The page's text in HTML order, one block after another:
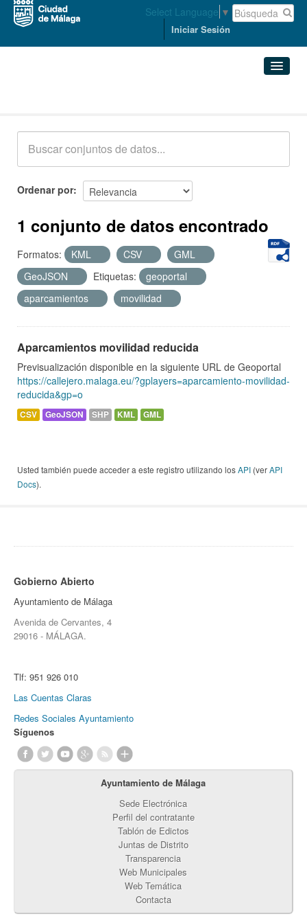
Select Language ▼
Iniciar Sesión
Acerca de
Ordenar por
1 conjunto de datos encontrado
Formatos: KML CSV
GML
GeoJSON
Etiquetas:
geoportal
aparcamientos
movilidad
Aparcamientos movilidad reducida
Previsualización disponible en la siguiente URL de Geoportal
https://callejero.malaga.eu/?gplayers=aparcamiento-movilidad-
reducida&gp=o
CSV GeoJSON SHP KML GML
Usted también puede acceder a este registro utilizando losAPI (verAPI
Docs).
Gobierno Abierto
Ayuntamiento de Málaga
Avenida de Cervantes, 4
29016 - MÁLAGA.
Tlf: 951 926 010
Las Cuentas Claras
Redes Sociales Ayuntamiento
Síguenos
Ayuntamiento de Málaga
Sede Electrónica
Perfil del contratante
Tablón de Edictos
Juntas de Distrito
Transparencia
Web Municipales
Web Temática
Contacta